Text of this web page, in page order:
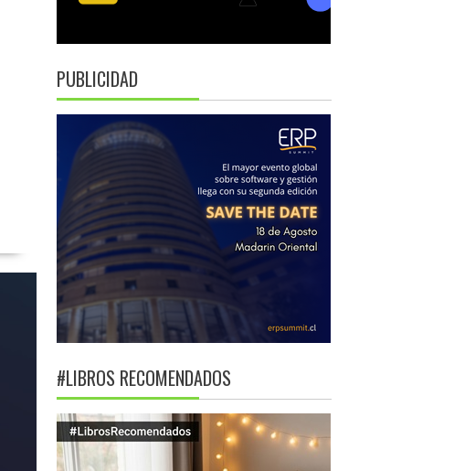
PUBLICIDAD
#LIBROS RECOMENDADOS